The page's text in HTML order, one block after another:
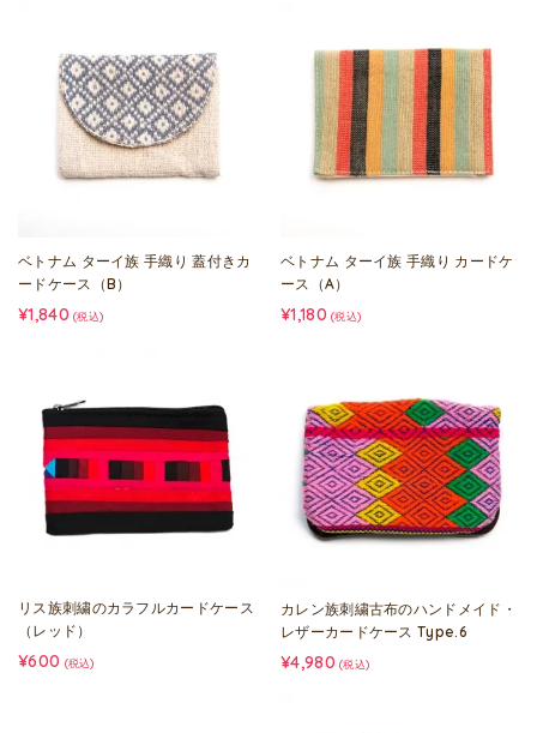
ベトナム ターイ族 手織り 蓋付きカ
ードケース（B）
¥1,840 (税込)
ベトナム ターイ族 手織り カードケ
ース（A）
¥1,180 (税込)
リス族刺繍のカラフルカードケース
（レッド）
¥600 (税込)
カレン族刺繍古布のハンドメイド・
レザーカードケース Type.6
¥4,980 (税込)